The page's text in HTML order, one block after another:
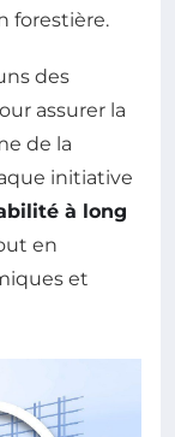
forestière.
des
assurer la
de la
initiative
à long
en
et